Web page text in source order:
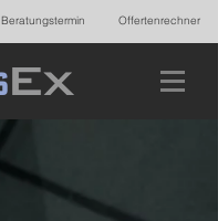
Beratungstermin Offertenrechner